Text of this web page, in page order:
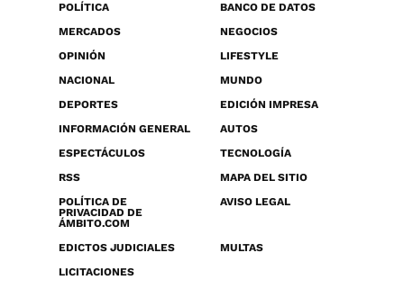
POLÍTICA
BANCO DE DATOS
MERCADOS
NEGOCIOS
OPINIÓN
LIFESTYLE
NACIONAL
MUNDO
DEPORTES
EDICIÓN IMPRESA
INFORMACIÓN GENERAL
AUTOS
ESPECTÁCULOS
TECNOLOGÍA
RSS
MAPA DEL SITIO
POLÍTICA DE
PRIVACIDAD DE
ÁMBITO.COM
AVISO LEGAL
EDICTOS JUDICIALES
MULTAS
LICITACIONES